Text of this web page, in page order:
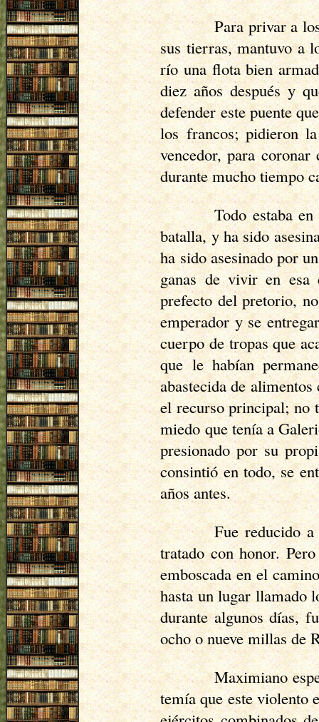
Para privar a
sus tierras, mantuvo a
río una flota bien
diez años después y
defender este puente
los francos; pidieron
vencedor, para
durante mucho tiempo
Todo estaba
batalla, y ha sido
ha sido asesinado por
ganas de vivir en esa
prefecto del pretorio,
emperador y se
cuerpo de tropas que
que le habían
abastecida de
el recurso principal; no
miedo que tenía a
presionado por su
consintió en todo, se
años antes.
Fue reducido
tratado con honor.
emboscada en el
hasta un lugar llamado
durante algunos días,
ocho o nueve millas de
Maximiano
temía que este violento